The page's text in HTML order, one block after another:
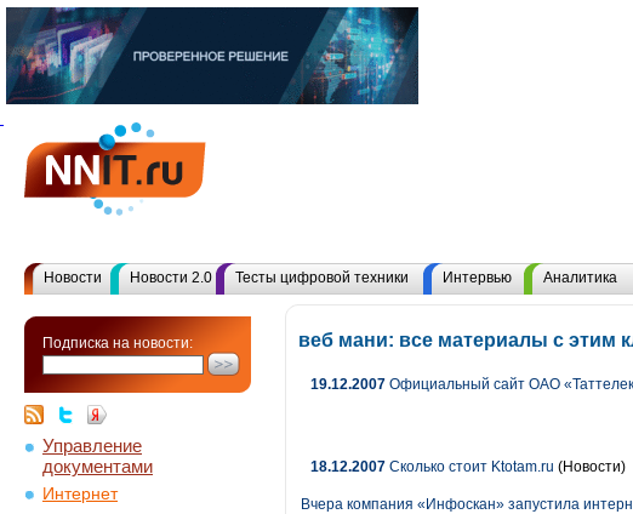
Новости Новости 2.0 Тесты цифровой техники Интервью Аналитика
Подписка на новости:
Управление
документами
Интернет
веб мани: все материалы с этим
19.12.2007 Официальный сайт ОАО
18.12.2007 Сколько стоит Ktotam.ru (Новости)
Вчера компания «Инфоскан» запустила